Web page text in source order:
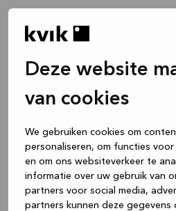
Deze website
van cookies
We gebruiken cookies om
personaliseren, om functies
en om ons websiteverkeer te
informatie over uw gebruik van
partners voor social media,
partners kunnen deze gegevens